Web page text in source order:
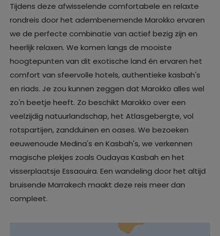
Tijdens deze afwisselende comfortabele en relaxte
rondreis door het adembenemende Marokko ervaren
we de perfecte combinatie van actief bezig zijn en
heerlijk relaxen. We komen langs de mooiste
hoogtepunten van dit exotische land én ervaren het
comfort van sfeervolle hotels, authentieke kasbah's
en riads. Je zou kunnen zeggen dat Marokko alles wel
zo'n beetje heeft. Zo beschikt Marokko over een
veelzijdig natuurlandschap, het Atlasgebergte, vol
rotspartijen, zandduinen en oases. We bezoeken
eeuwenoude Medina's en Kasbah's, we verkennen
magische plekjes zoals Oudayas Kasbah en het
visserplaatsje Essaouira. Een wandeling door het altijd
bruisende Marrakech maakt deze reis meer dan
compleet.